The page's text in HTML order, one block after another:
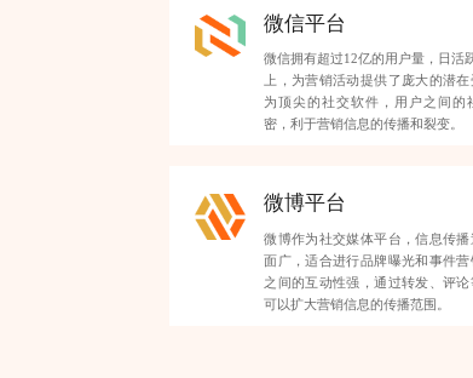
微信平台
微信拥有超过12亿的用户量，日活
上，为营销活动提供了庞大的潜
为顶尖的社交软件，用户之间的
密，利于营销信息的传播和裂变。
微博平台
微博作为社交媒体平台，信息传播
面广，适合进行品牌曝光和事件
之间的互动性强，通过转发、评论
可以扩大营销信息的传播范围。